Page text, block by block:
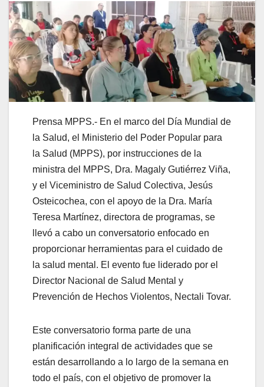
Prensa MPPS.- En el marco del Día Mundial de
la Salud, el Ministerio del Poder Popular para
la Salud (MPPS), por instrucciones de la
ministra del MPPS, Dra. Magaly Gutiérrez Viña,
y el Viceministro de Salud Colectiva, Jesús
Osteicochea, con el apoyo de la Dra. María
Teresa Martínez, directora de programas, se
llevó a cabo un conversatorio enfocado en
proporcionar herramientas para el cuidado de
la salud mental. El evento fue liderado por el
Director Nacional de Salud Mental y
Prevención de Hechos Violentos, Nectali Tovar.
Este conversatorio forma parte de una
planificación integral de actividades que se
están desarrollando a lo largo de la semana en
todo el país, con el objetivo de promover la